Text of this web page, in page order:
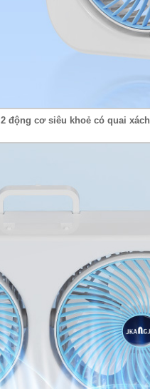
động cơ siêu khoẻ có quai xách